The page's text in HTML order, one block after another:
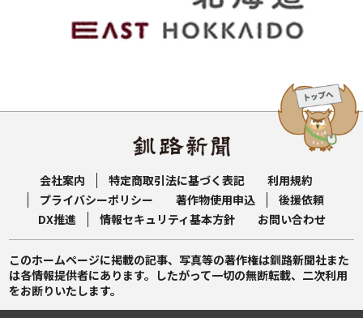
会社案内 特定商取引法に基づく表記
利用規約
プライバシーポリシー
著作物使用申込
後援依頼
DX推進
情報セキュリティ基本方針 お問い合わせ
このホームページに掲載の記事、写真等の著作権は釧路新聞社また
は各情報提供者にあります。したがって一切の無断転載、二次利用
をお断りいたします。